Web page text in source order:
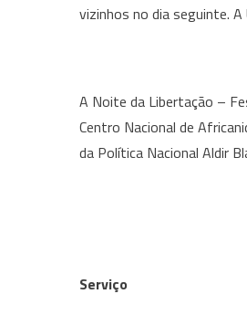
vizinhos no dia seguinte.
A Noite da Libertação –
Centro Nacional de
da Política Nacional Aldir
Serviço